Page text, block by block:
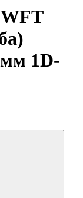
мм 1D-